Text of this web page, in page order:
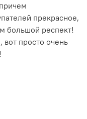
прекрасное,
большой респект!
вот просто очень